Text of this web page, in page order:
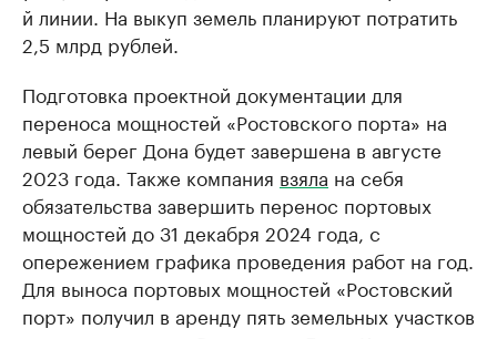
й линии. На выкуп земель планируют потратить
2,5 млрд рублей.
Подготовка проектной документации для
переноса мощностей «Ростовского порта» на
левый берег Дона будет завершена в августе
2023 года. Также компания взяла на себя
обязательства завершить перенос портовых
мощностей до 31 декабря 2024 года, с
опережением графика проведения работ на год.
Для выноса портовых мощностей «Ростовский
порт» получил в аренду пять земельных участков